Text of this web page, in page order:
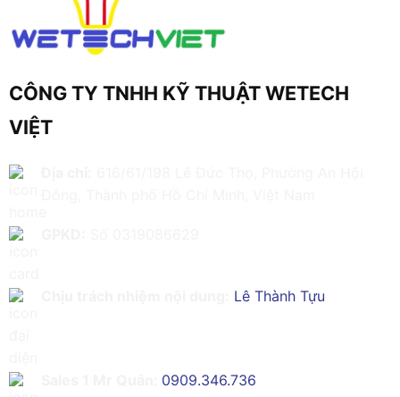
CÔNG TY TNHH KỸ THUẬT WETECH
VIỆT
Lê Thành Tựu
0909.346.736